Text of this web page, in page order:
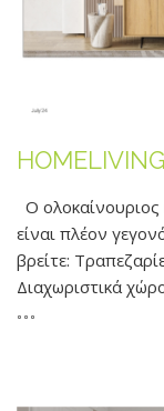
Ο
είναι πλέον
βρείτε:
Διαχωριστικά